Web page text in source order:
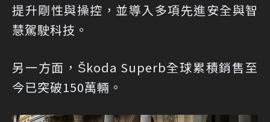
提升剛性與操控，並導入多項先進安全與智
慧駕駛科技。
另一方面，Škoda Superb全球累積銷售至
今已突破150萬輛。